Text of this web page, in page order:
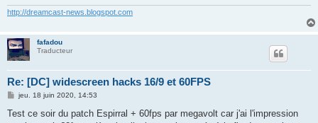
http://dreamcast-news.blogspot.com
fafadou
Traducteur
Re: [DC] widescreen hacks 16/9 et 60FPS
M
s
jeu. 18 juin 2020, 14:53
Test ce soir du patch Espirral + 60fps par megavolt car j'ai l'impression